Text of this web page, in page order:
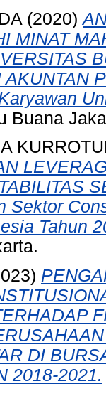
(2020)
MINAT
Buana
Sektor
Tahun
DI
2018-2021.